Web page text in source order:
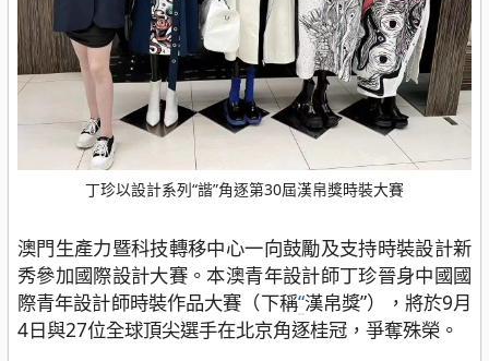
丁珍以設計系列“諧”角逐第30屆漢帛獎時裝大賽
澳門生產力暨科技轉移中心一向鼓勵及支持時裝設計新
秀參加國際設計大賽。本澳青年設計師丁珍晉身中國國
際青年設計師時裝作品大賽（下稱“漢帛獎”），將於9月
4日與27位全球頂尖選手在北京角逐桂冠，爭奪殊榮。